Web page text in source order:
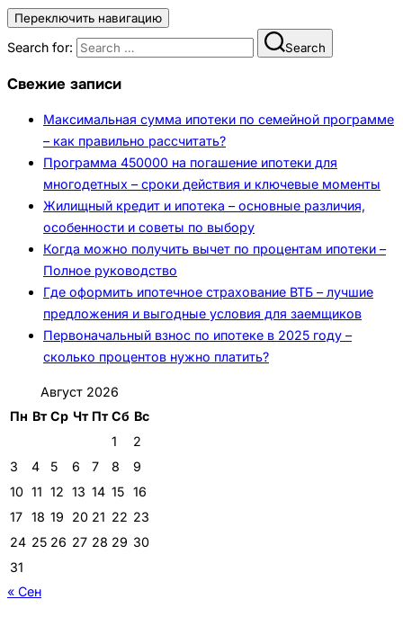
Переключить навигацию
Search for: Search
Свежие записи
Максимальная сумма ипотеки по семейной программе
– как правильно рассчитать?
Программа 450000 на погашение ипотеки для
многодетных – сроки действия и ключевые моменты
Жилищный кредит и ипотека – основные различия,
особенности и советы по выбору
Когда можно получить вычет по процентам ипотеки –
Полное руководство
Где оформить ипотечное страхование ВТБ – лучшие
предложения и выгодные условия для заемщиков
Первоначальный взнос по ипотеке в 2025 году –
сколько процентов нужно платить?
Август 2026
Пн Вт Ср Чт Пт Сб Вс
1
2
3
4 5 6 7 8
9
10 11 12 13 14 15 16
17 18 19 20 21 22 23
24 25 26 27 28 29 30
31
« Сен